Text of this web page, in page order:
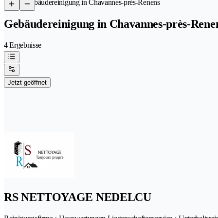
/Gebäudereinigung in Chavannes-près-Renens
Gebäudereinigung in Chavannes-près-
4 Ergebnisse
Jetzt geöffnet
RS NETTOYAGE NEDELCU